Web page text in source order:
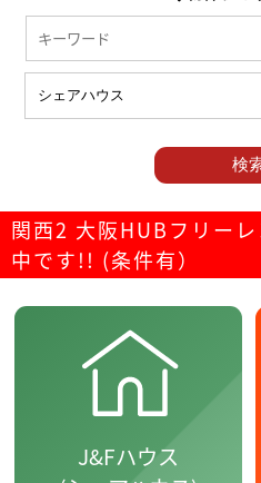
検
関西2 大阪HUBフリー
中です!! (条件有）
J&Fハウス